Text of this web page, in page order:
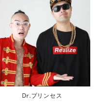
Dr.プリンセス